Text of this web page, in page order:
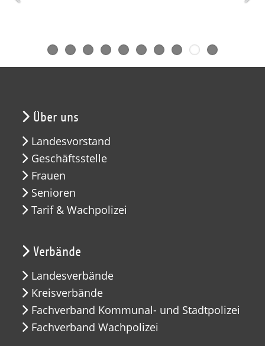
Über uns
Landesvorstand
Geschäftsstelle
Frauen
Senioren
Tarif & Wachpolizei
Verbände
Landesverbände
Kreisverbände
Fachverband Kommunal- und Stadtpolizei
Fachverband Wachpolizei